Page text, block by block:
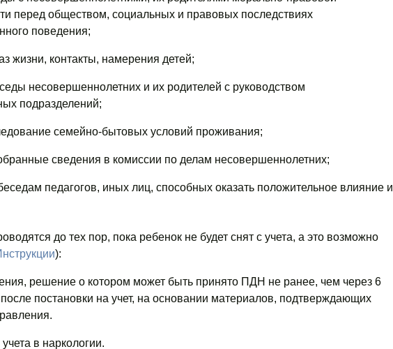
перед обществом, социальных и правовых последствиях
поведения;
жизни, контакты, намерения детей;
несовершеннолетних и их родителей с руководством
подразделений;
семейно-бытовых условий проживания;
сведения в комиссии по делам несовершеннолетних;
педагогов, иных лиц, способных оказать положительное влияние и
до тех пор, пока ребенок не будет снят с учета, а это возможно
):
решение о котором может быть принято ПДН не ранее, чем через 6
постановки на учет, на основании материалов, подтверждающих
в наркологии.